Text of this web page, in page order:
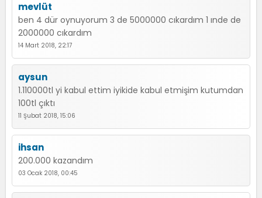
mevlüt
ben 4 dür oynuyorum 3 de 5000000 cıkardım 1 ınde de
2000000 cıkardım
14 Mart 2018, 22:17
aysun
1.110000tl yi kabul ettim iyikide kabul etmişim kutumdan
100tl çıktı
11 Şubat 2018, 15:06
ihsan
200.000 kazandım
03 Ocak 2018, 00:45